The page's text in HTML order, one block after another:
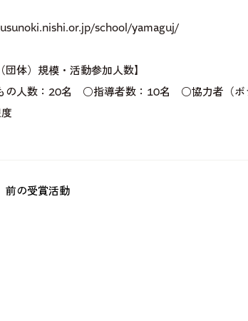
school/yamaguj/
団体）規模・活動参加人数】
の人数：20名 ○指導者数：10名 ○協力者（ボ
前の受賞活動